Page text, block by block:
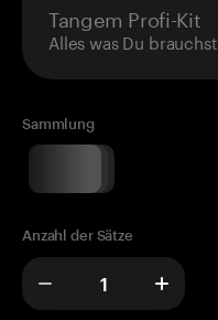
Tangem Profi-Kit
Alles was Du brauchst
Sammlung
Anzahl der Sätze